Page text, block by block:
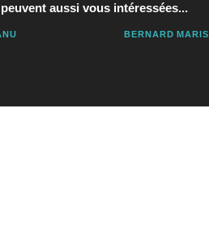
aussi vous intéressées...
BERNARD MARIS